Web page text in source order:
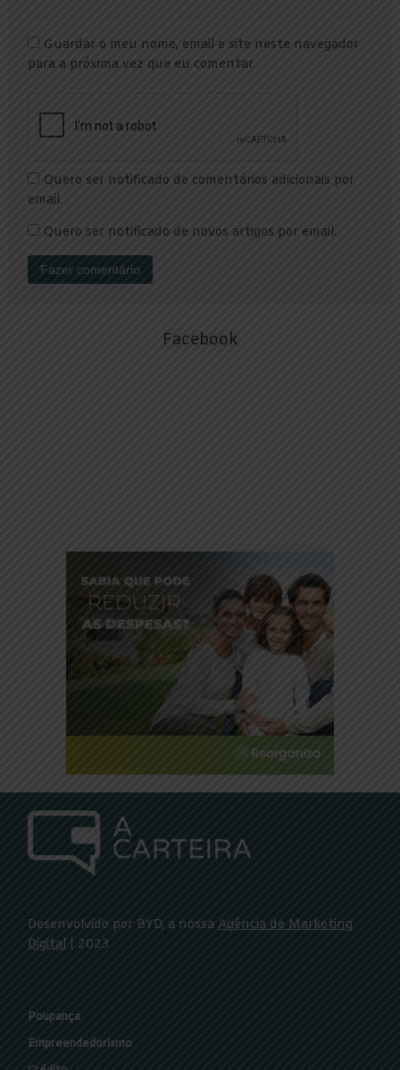
Guardar o meu nome, email e site neste navegador
para a próxima vez que eu comentar.
Quero ser notificado de comentários adicionais por
email.
Quero ser notificado de novos artigos por email.
Facebook
Desenvolvido por BYD, a nossa Agência de Marketing
Digital | 2023
Poupança
Empreendedorismo